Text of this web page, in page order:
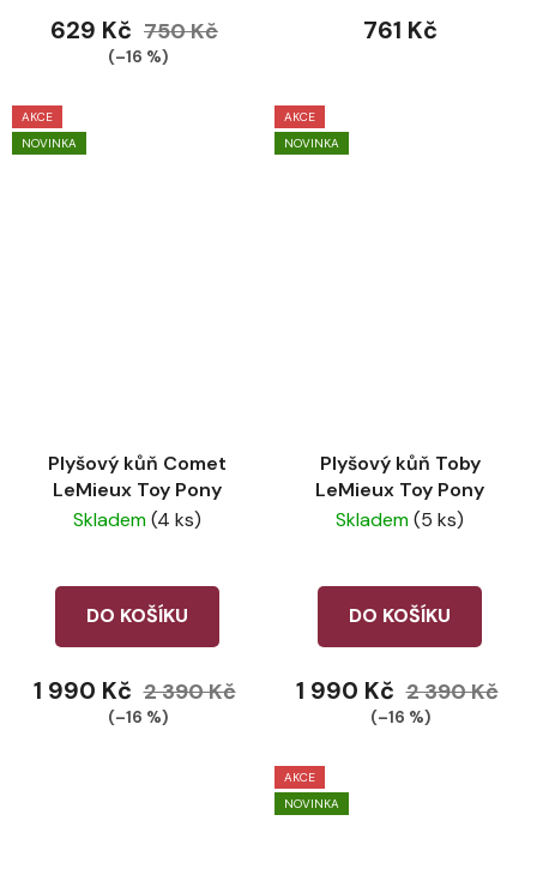
629 Kč 750 Kč
(–16 %)
761 Kč
AKCE
NOVINKA
Plyšový kůň Comet
LeMieux Toy Pony
Skladem(4 ks)
DO KOŠÍKU
1 990 Kč 2 390 Kč
(–16 %)
AKCE
NOVINKA
Plyšový kůň Toby
LeMieux Toy Pony
Skladem(5 ks)
DO KOŠÍKU
1 990 Kč 2 390 Kč
(–16 %)
AKCE
NOVINKA